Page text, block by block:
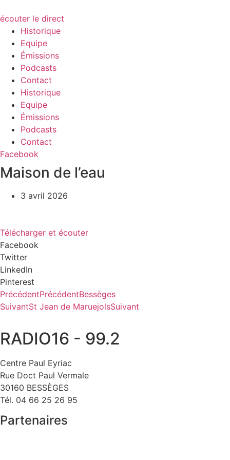
écouter le direct
Historique
Equipe
Émissions
Podcasts
Contact
Historique
Equipe
Émissions
Podcasts
Contact
Facebook
Maison de l’eau
3 avril 2026
Télécharger et écouter
Facebook
Twitter
LinkedIn
Pinterest
PrécédentPrécédentBessèges
SuivantSt Jean de MaruejolsSuivant
RADIO16 - 99.2
Centre Paul Eyriac
Rue Doct Paul Vermale
30160 BESSÈGES
Tél. 04 66 25 26 95
Partenaires